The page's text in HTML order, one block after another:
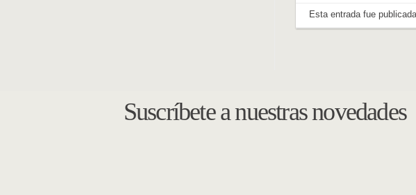
Esta entrada fue
Suscríbete a nuestras novedades